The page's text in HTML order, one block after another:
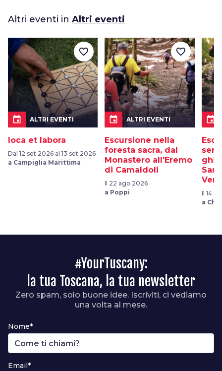
Altri eventi in Altri eventi
event ALTRI EVENTI
Ioca et labora
Dal 12 set 2026 al 13 set 2026
a Campiglia Marittima
favorite_border
event ALTRI EVENTI
Escursione nella
foresta sacra, dal
Monastero all'Eremo
di Camaldoli
Il 22 ago 2026
a Poppi
favorite_border
event
Il 14
a
#YourTuscany:
la tua Toscana, la tua newsletter
Zero spam, solo buone idee. Iscriviti, ci vediamo
una volta al mese.
Nome*
Email*